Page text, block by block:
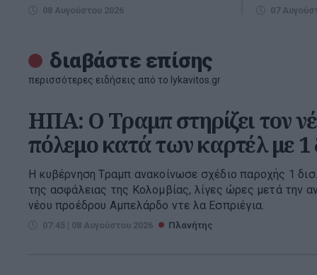
08 Αυγούστου 2026 07
διαβάστε επίσης
περισσότερες ειδήσεις από το lykavitos.gr
ΗΠΑ: Ο Τραμπ στηρίζει τον
πόλεμο κατά των καρτέλ με 1
Η κυβέρνηση Τραμπ ανακοίνωσε σχέδιο παροχής 1
της ασφάλειας της Κολομβίας, λίγες ώρες μετά την
νέου προέδρου Αμπελάρδο ντε λα Εσπριέγια.
07:45 | 08 Αυγούστου 2026 Πλανήτης